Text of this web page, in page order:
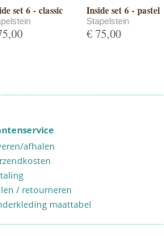
set 6 - classic Inside set 6 - pastel
Stapelstein
€ 75,00
afhalen
/ retourneren
maattabel